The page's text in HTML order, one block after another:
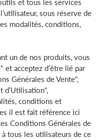
et tous les services
sous réserve de
modalités, conditions,
un de nos produits, vous
et acceptez d’être lié par
Générales de Vente",
d’Utilisation",
conditions et
il est fait référence ici
Conditions Générales de
à tous les utilisateurs de ce